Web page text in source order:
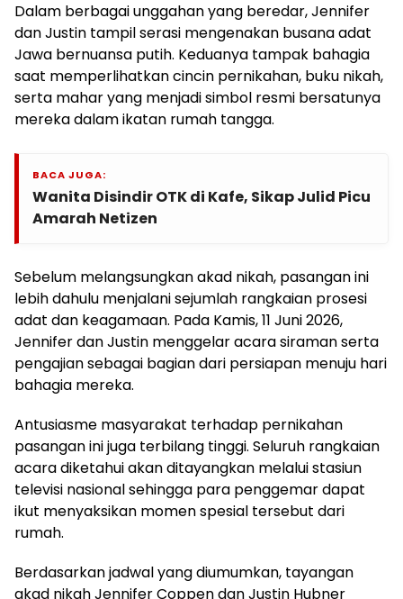
Dalam berbagai unggahan yang beredar, Jennifer
dan Justin tampil serasi mengenakan busana adat
Jawa bernuansa putih. Keduanya tampak bahagia
saat memperlihatkan cincin pernikahan, buku nikah,
serta mahar yang menjadi simbol resmi bersatunya
mereka dalam ikatan rumah tangga.
BACA JUGA:
Wanita Disindir OTK di Kafe, Sikap Julid Picu
Amarah Netizen
Sebelum melangsungkan akad nikah, pasangan ini
lebih dahulu menjalani sejumlah rangkaian prosesi
adat dan keagamaan. Pada Kamis, 11 Juni 2026,
Jennifer dan Justin menggelar acara siraman serta
pengajian sebagai bagian dari persiapan menuju hari
bahagia mereka.
Antusiasme masyarakat terhadap pernikahan
pasangan ini juga terbilang tinggi. Seluruh rangkaian
acara diketahui akan ditayangkan melalui stasiun
televisi nasional sehingga para penggemar dapat
ikut menyaksikan momen spesial tersebut dari
rumah.
Berdasarkan jadwal yang diumumkan, tayangan
akad nikah Jennifer Coppen dan Justin Hubner